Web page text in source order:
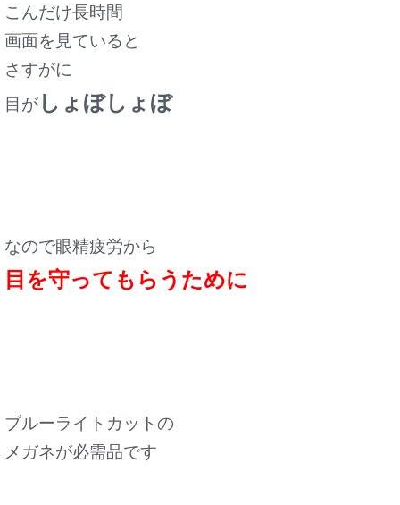
こんだけ長時間
画面を見ていると
さすがに
目が しょぼしょぼ
なので眼精疲労から
目を守ってもらうために
ブルーライトカットの
メガネが必需品です